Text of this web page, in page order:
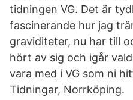
tidningen VG. Det är
fascinerande hur jag
graviditeter, nu har till
hört av sig och igår
vara med i VG som ni
Tidningar, Norrköping.